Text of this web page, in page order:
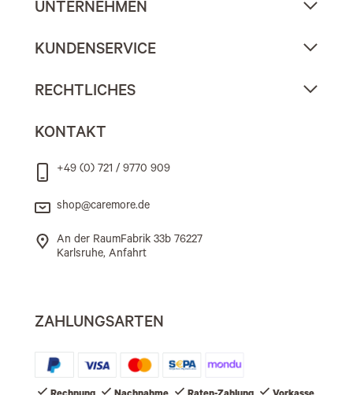
UNTERNEHMEN
KUNDENSERVICE
RECHTLICHES
KONTAKT
+49 (0) 721 / 9770 909
shop@caremore.de
An der RaumFabrik 33b 76227
Karlsruhe, Anfahrt
ZAHLUNGSARTEN